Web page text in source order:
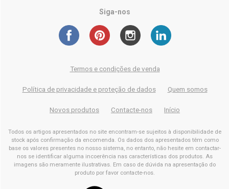
Siga-nos
Termos e condições de venda
Política de privacidade e proteção de dados Quem somos
Novos produtos Contacte-nos Início
Todos os artigos apresentados no site encontram-se sujeitos à disponibilidade de
stock após confirmação da encomenda. Os dados dos apresentados têm como
base os valores presentes no nosso sistema, no entanto, não hesite em contactar-
nos se identificar alguma incoerência nas características dos produtos. As
imagens são meramente ilustrativas. Em caso de dúvida na apresentação do
produto por favor contacte-nos.